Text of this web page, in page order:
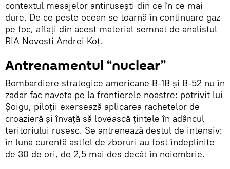
contextul mesajelor antirusești din ce în ce mai
dure. De ce peste ocean se toarnă în continuare gaz
pe foc, aflați din acest material semnat de analistul
RIA Novosti Andrei Koț.
Antrenamentul “nuclear”
Bombardiere strategice americane B-1B și B-52 nu în
zadar fac naveta pe la frontierele noastre: potrivit lui
Șoigu, piloții exersează aplicarea rachetelor de
croazieră și învață să lovească țintele în adâncul
teritoriului rusesc. Se antrenează destul de intensiv:
în luna curentă astfel de zboruri au fost îndeplinite
de 30 de ori, de 2,5 mai des decât în noiembrie.